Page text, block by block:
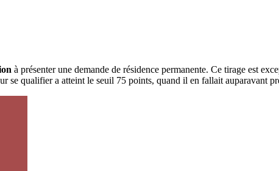
à présenter une demande de résidence permanente. Ce tirage est
se qualifier a atteint le seuil 75 points, quand il en fallait auparavant